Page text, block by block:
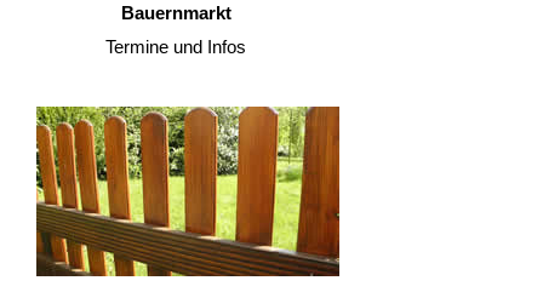
Bauernmarkt
Termine und Infos